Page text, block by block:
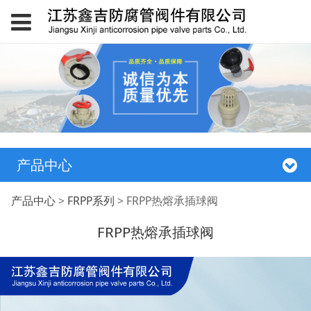
产品中心
FRPP热熔承插球阀
产品中心> FRPP系列 > FRPP热熔承插球阀
FRPP热熔承插球阀